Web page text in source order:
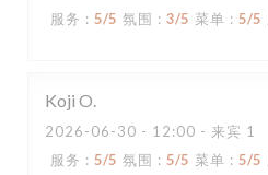
服务 : 5/5 氛围 : 3/5 菜单 : 5/5
Koji O
2026-06-30 - 12:00 - 来宾 1
服务 : 5/5 氛围 : 5/5 菜单 : 5/5